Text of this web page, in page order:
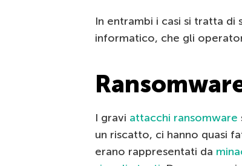
In entrambi i casi si tratta
informatico, che gli
I gravi attacchi ransomware
un riscatto, ci hanno quasi
erano rappresentati da